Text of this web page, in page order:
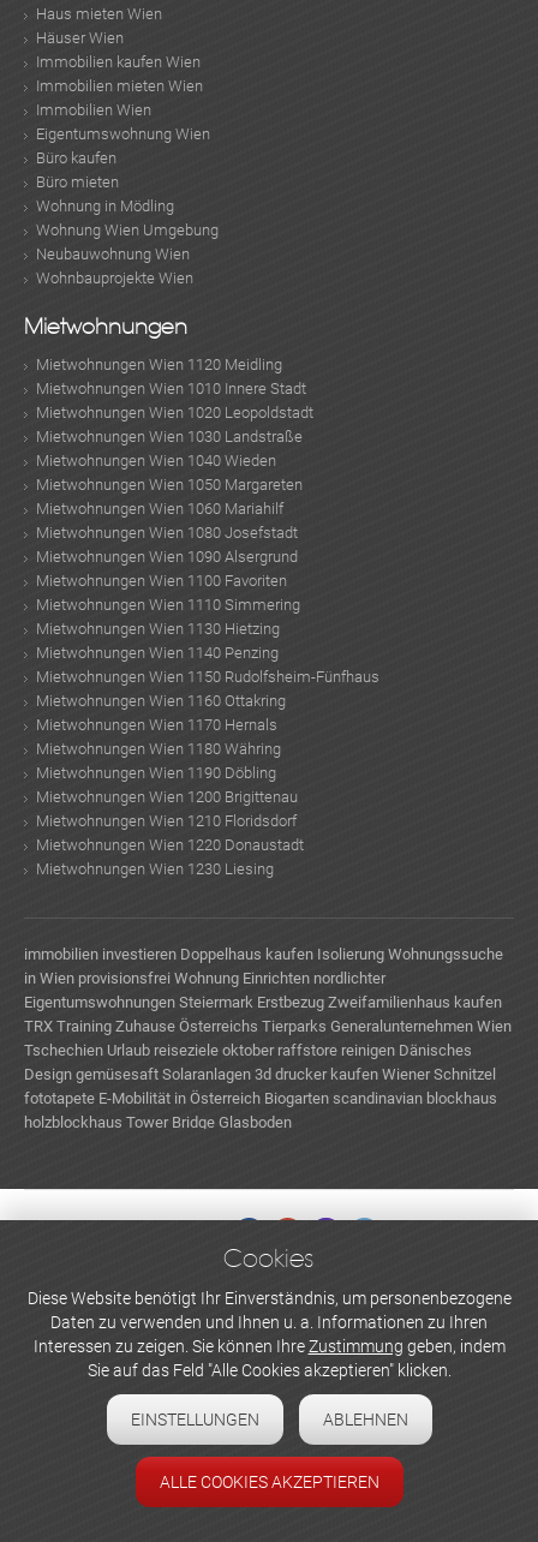
Haus mieten Wien
Häuser Wien
Immobilien kaufen Wien
Immobilien mieten Wien
Immobilien Wien
Eigentumswohnung Wien
Büro kaufen
Büro mieten
Wohnung in Mödling
Wohnung Wien Umgebung
Neubauwohnung Wien
Wohnbauprojekte Wien
Mietwohnungen
Mietwohnungen Wien 1120 Meidling
Mietwohnungen Wien 1010 Innere Stadt
Mietwohnungen Wien 1020 Leopoldstadt
Mietwohnungen Wien 1030 Landstraße
Mietwohnungen Wien 1040 Wieden
Mietwohnungen Wien 1050 Margareten
Mietwohnungen Wien 1060 Mariahilf
Mietwohnungen Wien 1080 Josefstadt
Mietwohnungen Wien 1090 Alsergrund
Mietwohnungen Wien 1100 Favoriten
Mietwohnungen Wien 1110 Simmering
Mietwohnungen Wien 1130 Hietzing
Mietwohnungen Wien 1140 Penzing
Mietwohnungen Wien 1150 Rudolfsheim-Fünfhaus
Mietwohnungen Wien 1160 Ottakring
Mietwohnungen Wien 1170 Hernals
Mietwohnungen Wien 1180 Währing
Mietwohnungen Wien 1190 Döbling
Mietwohnungen Wien 1200 Brigittenau
Mietwohnungen Wien 1210 Floridsdorf
Mietwohnungen Wien 1220 Donaustadt
Mietwohnungen Wien 1230 Liesing
immobilien investieren Doppelhaus kaufen Isolierung Wohnungssuche
in Wien provisionsfrei Wohnung Einrichten nordlichter
Eigentumswohnungen Steiermark Erstbezug Zweifamilienhaus kaufen
TRX Training Zuhause Österreichs Tierparks Generalunternehmen Wien
Tschechien Urlaub reiseziele oktober raffstore reinigen Dänisches
Design gemüsesaft Solaranlagen 3d drucker kaufen Wiener Schnitzel
fototapete E-Mobilität in Österreich Biogarten scandinavian blockhaus
holzblockhaus Tower Bridge Glasboden
WERBEN UND INSERIEREN
Newsletter abonnieren
Datenschutzerklärung
Cookie-Einstellungen
Cookies
Diese Website benötigt Ihr Einverständnis, um personenbezogene
Daten zu verwenden und Ihnen u. a. Informationen zu Ihren
Interessen zu zeigen. Sie können IhreZustimmung geben, indem
Sie auf das Feld "Alle Cookies akzeptieren" klicken.
EINSTELLUNGEN ABLEHNEN
ALLE COOKIES AKZEPTIEREN